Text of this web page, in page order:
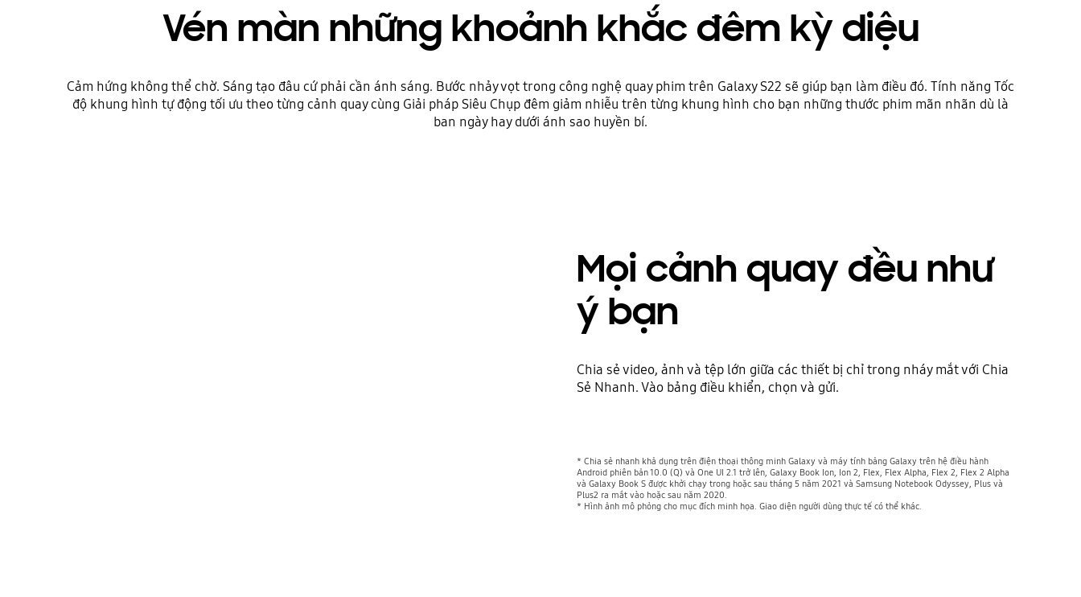
Vén màn những khoảnh khắc đêm kỳ diệu
Cảm hứng không thể chờ. Sáng tạo đâu cứ phải cần ánh sáng. Bước nhảy vọt trong công nghệ quay phim trên Galaxy S22 sẽ giúp bạn làm điều đó. Tính năng Tốc
độ khung hình tự động tối ưu theo từng cảnh quay cùng Giải pháp Siêu Chụp đêm giảm nhiễu trên từng khung hình cho bạn những thước phim mãn nhãn dù là
ban ngày hay dưới ánh sao huyền bí.
Mọi cảnh quay đều như
ý bạn
Chia sẻ video, ảnh và tệp lớn giữa các thiết bị chỉ trong nháy mắt với Chia
Sẻ Nhanh. Vào bảng điều khiển, chọn và gửi.
* Chia sẻ nhanh khả dụng trên điện thoại thông minh Galaxy và máy tính bảng Galaxy trên hệ điều hành
Android phiên bản 10.0 (Q) và One UI 2.1 trở lên, Galaxy Book Ion, Ion 2, Flex, Flex Alpha, Flex 2, Flex 2 Alpha
và Galaxy Book S được khởi chạy trong hoặc sau tháng 5 năm 2021 và Samsung Notebook Odyssey, Plus và
Plus2 ra mắt vào hoặc sau năm 2020.
* Hình ảnh mô phỏng cho mục đích minh họa. Giao diện người dùng thực tế có thể khác.